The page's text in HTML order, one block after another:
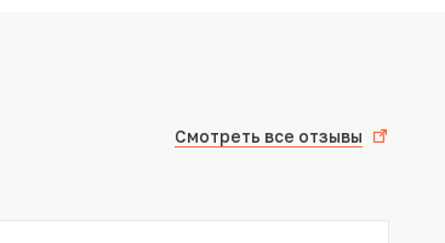
Смотреть все отзывы